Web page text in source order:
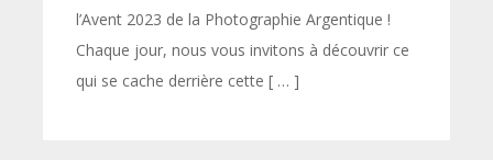
l’Avent 2023 de la Photographie Argentique !
Chaque jour, nous vous invitons à découvrir ce
qui se cache derrière cette [ … ]